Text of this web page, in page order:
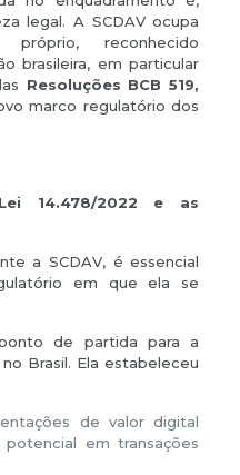
legal. A SCDAV ocupa
reconhecido
brasileira, em particular
Resoluções BCB 519,
marco regulatório dos
14.478/2022 e as
a SCDAV, é essencial
em que ela se
de partida para a
Brasil. Ela estabeleceu
de valor digital
em transações